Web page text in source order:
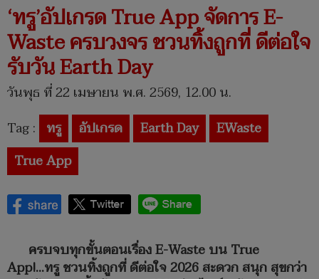
‘ทรู’อัปเกรด True App จัดการ E-
Waste ครบวงจร ชวนทิ้งถูกที่ ดีต่อใจ
รับวัน Earth Day
วันพุธ ที่ 22 เมษายน พ.ศ. 2569, 12.00 น.
Tag : ทรู อัปเกรด Earth Day
EWaste
True App
ครบจบทุกขั้นตอนเรื่อง E-Waste บน True
App!...ทรู ชวนทิ้งถูกที่ ดีต่อใจ 2026 สะดวก สนุก สุขกว่า